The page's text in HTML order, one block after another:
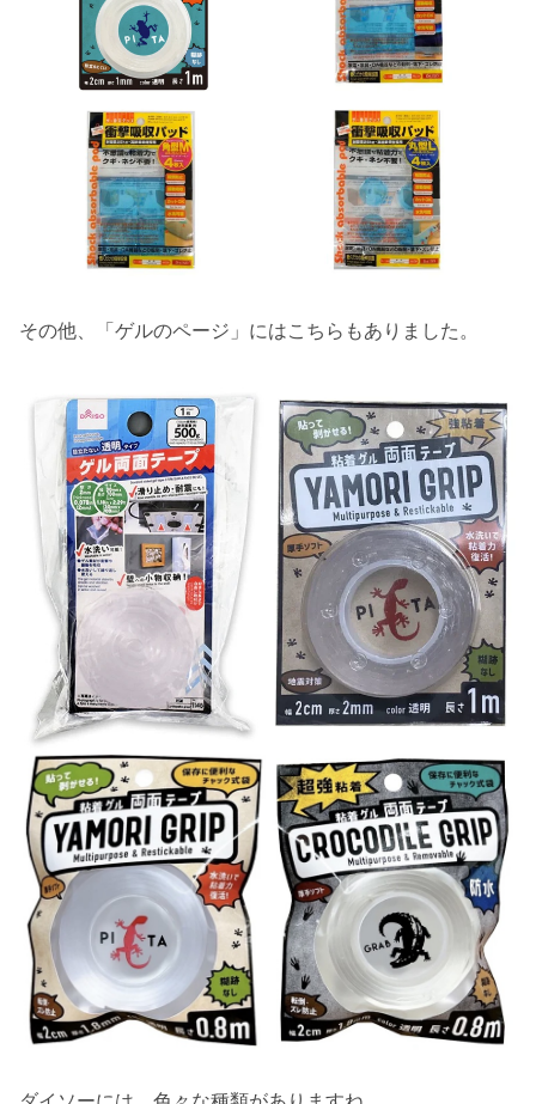
その他、「ゲルのページ」にはこちらもありました。